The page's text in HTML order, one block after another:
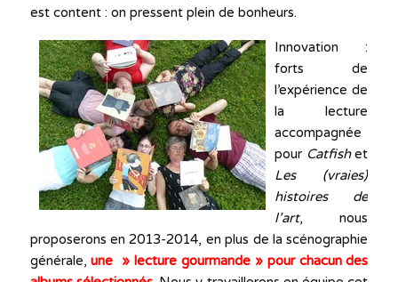
est content : on pressent plein de bonheurs.
Innovation :
forts de
l’expérience de
la lecture
accompagnée
pour Catfishet
Les (vraies)
histoires de
l’art, nous
proposerons en 2013-2014, en plus de la scénographie
générale,une » lecture gourmande » pour chacun des